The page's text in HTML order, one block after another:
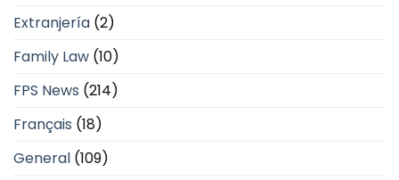
Extranjería (2)
Family Law (10)
FPS News (214)
Français (18)
General (109)